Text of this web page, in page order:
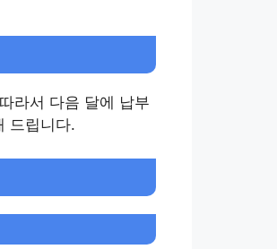
라서 다음 달에 납부
드립니다.